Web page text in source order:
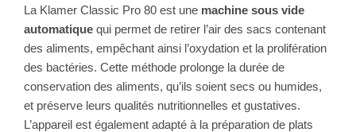
La Klamer Classic Pro 80 est une machine sous vide
automatique qui permet de retirer l’air des sacs contenant
des aliments, empêchant ainsi l’oxydation et la prolifération
des bactéries. Cette méthode prolonge la durée de
conservation des aliments, qu’ils soient secs ou humides,
et préserve leurs qualités nutritionnelles et gustatives.
L’appareil est également adapté à la préparation de plats